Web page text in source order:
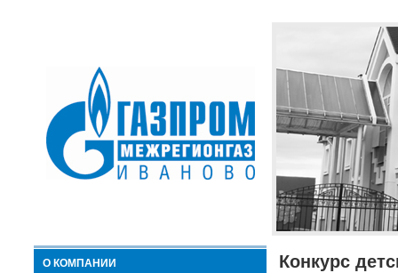
О КОМПАНИИ Конкурс